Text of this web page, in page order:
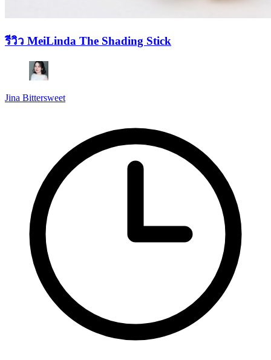
รีวิว MeiLinda The Shading Stick
Jina Bittersweet